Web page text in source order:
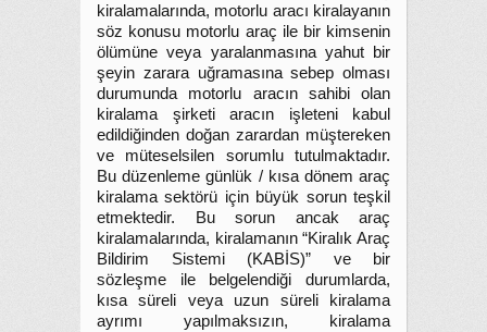
kiralamalarında, motorlu aracı kiralayanın
söz konusu motorlu araç ile bir kimsenin
ölümüne veya yaralanmasına yahut bir
şeyin zarara uğramasına sebep olması
durumunda motorlu aracın sahibi olan
kiralama şirketi aracın işleteni kabul
edildiğinden doğan zarardan müştereken
ve müteselsilen sorumlu tutulmaktadır.
Bu düzenleme günlük / kısa dönem araç
kiralama sektörü için büyük sorun teşkil
etmektedir. Bu sorun ancak araç
kiralamalarında, kiralamanın “Kiralık Araç
Bildirim Sistemi (KABİS)” ve bir
sözleşme ile belgelendiği durumlarda,
kısa süreli veya uzun süreli kiralama
ayrımı yapılmaksızın, kiralama